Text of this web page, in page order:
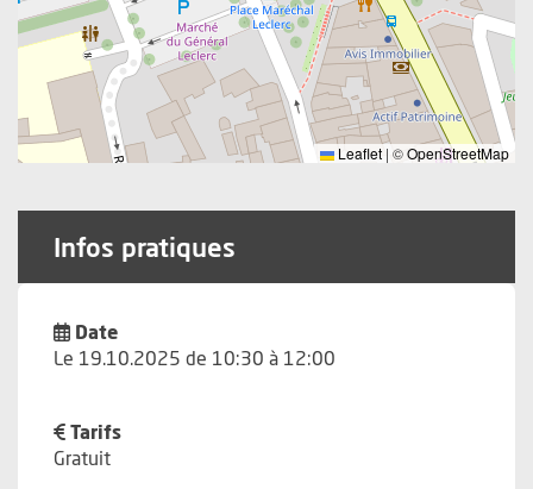
Leaflet | ©OpenStreetMap
Infos pratiques
Date
Le 19.10.2025 de 10:30 à 12:00
Tarifs
Gratuit